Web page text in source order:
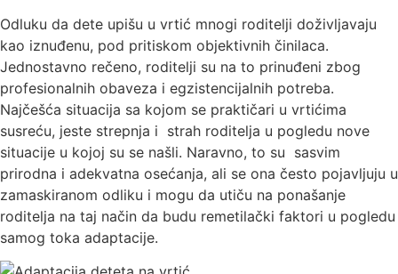
Odluku da dete upišu u vrtić mnogi roditelji doživljavaju
kao iznuđenu, pod pritiskom objektivnih činilaca.
Jednostavno rečeno, roditelji su na to prinuđeni zbog
profesionalnih obaveza i egzistencijalnih potreba.
Najčešća situacija sa kojom se praktičari u vrtićima
susreću, jeste strepnja i strah roditelja u pogledu nove
situacije u kojoj su se našli. Naravno, to su sasvim
prirodna i adekvatna osećanja, ali se ona često pojavljuju u
zamaskiranom odliku i mogu da utiču na ponašanje
roditelja na taj način da budu remetilački faktori u pogledu
samog toka adaptacije.